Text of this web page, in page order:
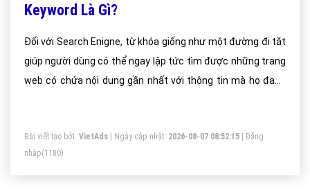
Keyword Là Gì?
Đối với Search Enigne, từ khóa giống như một đường đi tắt
giúp người dùng có thể ngay lập tức tìm được những trang
web có chứa nội dung gần nhất với thông tin mà họ đang
thông qua tên bài viết (title), nội dung đường dẫn (url), nội
dung các thẻ heading và mật độ các từ trên trang. Đồng
thời, đánh giá mức độ liên quan của trang đối với keyword
Bài viết tạo bởi: VietAds | Ngày cập nhật: 2026-08-07 08:52:15
Đăng
nhập(1180)